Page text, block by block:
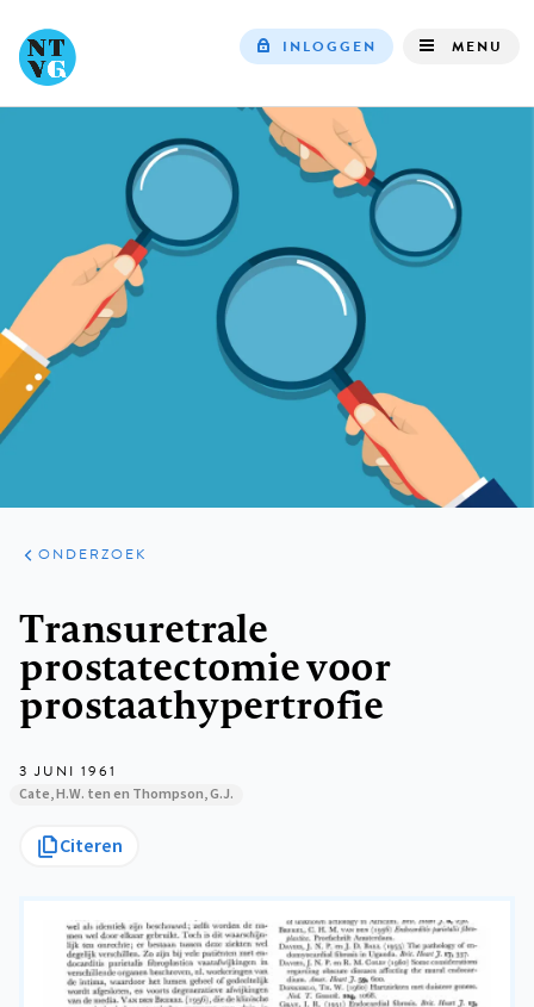
INLOGGEN MENU
ARTIKELEN
ONDERZOEK
ONDERZOEK
Transuretrale
prostatectomie voor
prostaathypertrofie
3 JUNI 1961
Cate, H.W. ten en Thompson, G.J.
Citeren